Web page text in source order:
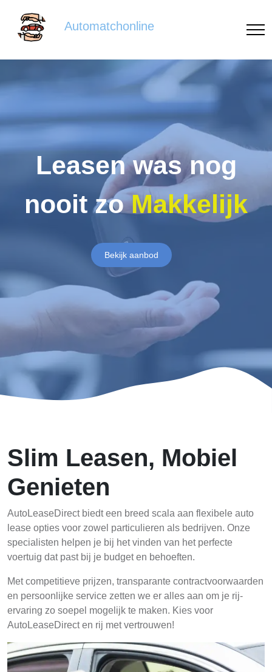
Automatchonline
Leasen was nog
nooit zoMakkelijk
Bekijk aanbod
Slim Leasen, Mobiel
Genieten
AutoLeaseDirect biedt een breed scala aan flexibele auto
lease opties voor zowel particulieren als bedrijven. Onze
specialisten helpen je bij het vinden van het perfecte
voertuig dat past bij je budget en behoeften.
Met competitieve prijzen, transparante contractvoorwaarden
en persoonlijke service zetten we er alles aan om je rij-
ervaring zo soepel mogelijk te maken. Kies voor
AutoLeaseDirect en rij met vertrouwen!